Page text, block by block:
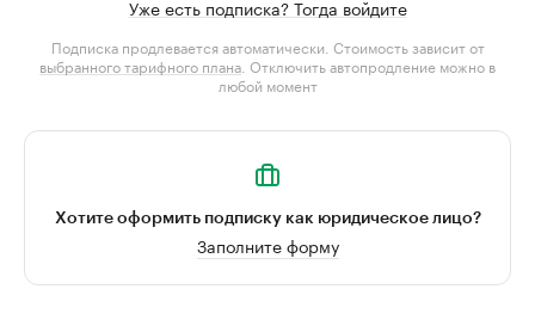
Уже есть подписка? Тогда войдите
Подписка продлевается автоматически. Стоимость зависит от
выбранного тарифного плана . Отключить автопродление можно в
любой момент
Хотите оформить подписку как юридическое лицо?
Заполните форму